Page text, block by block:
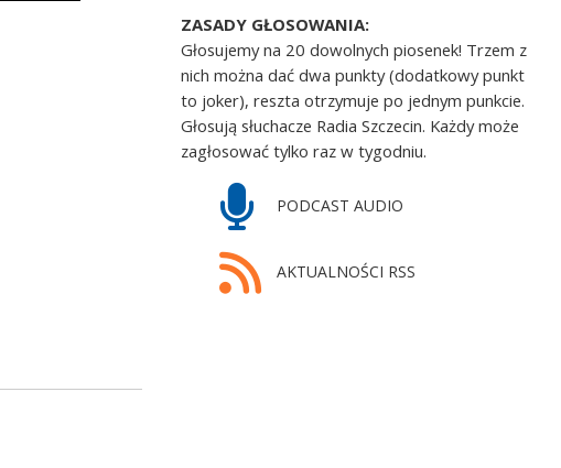
ZASADY GŁOSOWANIA:
Głosujemy na 20 dowolnych piosenek! Trzem z
nich można dać dwa punkty (dodatkowy punkt
to joker), reszta otrzymuje po jednym punkcie.
Głosują słuchacze Radia Szczecin. Każdy może
zagłosować tylko raz w tygodniu.
PODCAST AUDIO
AKTUALNOŚCI RSS